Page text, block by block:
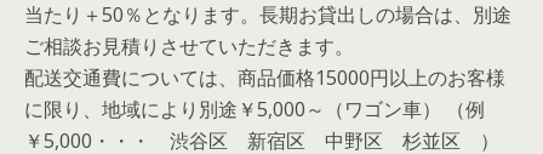
当たり＋50％となります。長期お貸出しの場合は、別途
ご相談お見積りさせていただきます。
配送交通費については、商品価格15000円以上のお客様
に限り、地域により別途￥5,000～（ワゴン車） （例
￥5,000・・・ 渋谷区 新宿区 中野区 杉並区 ）